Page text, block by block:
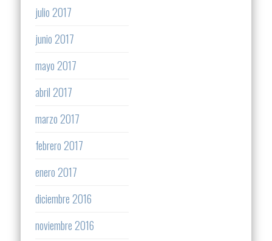
julio 2017
junio 2017
mayo 2017
abril 2017
marzo 2017
febrero 2017
enero 2017
diciembre 2016
noviembre 2016